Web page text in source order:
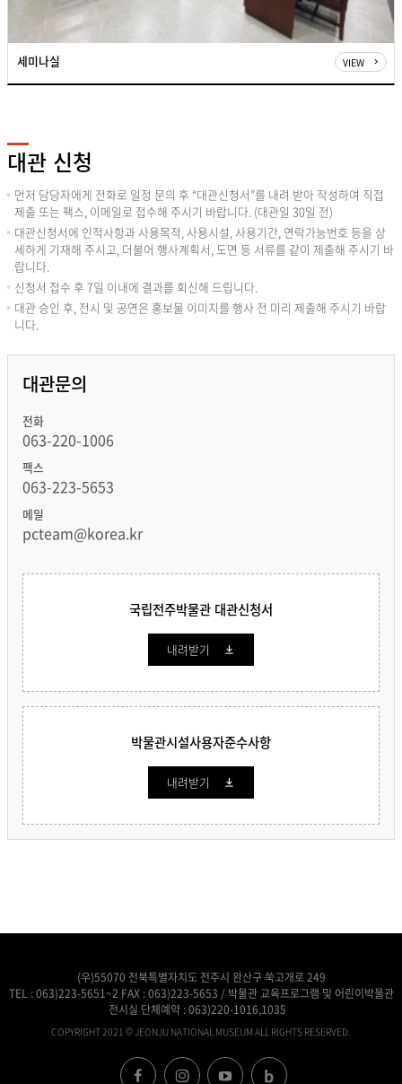
용
에
세미나실 VIEW
대관 신청
먼저 담당자에게 전화로 일정 문의 후 “대관신청서”를 내려 받아 작성하여 직접
제출 또는 팩스, 이메일로 접수해 주시기 바랍니다. (대관일 30일 전)
대관신청서에 인적사항과 사용목적, 사용시설, 사용기간, 연락가능번호 등을 상
세하게 기재해 주시고, 더불어 행사계획서, 도면 등 서류를 같이 제출해 주시기 바
랍니다.
신청서 접수 후 7일 이내에 결과를 회신해 드립니다.
대관 승인 후, 전시 및 공연은 홍보물 이미지를 행사 전 미리 제출해 주시기 바랍
니다.
대관문의
전화
063-220-1006
팩스
063-223-5653
메일
pcteam@korea.kr
국립전주박물관 대관신청서
내려받기
박물관시설사용자준수사항
내려받기
(우)55070 전북특별자치도 전주시 완산구 쑥고개로 249
TEL :063)223-5651~2 FAX : 063)223-5653 / 박물관 교육프로그램 및 어린이박물관
전시실 단체예약 :063)220-1016,1035
COPYRIGHT 2021 © JEONJU NATIONAL MUSEUM ALL RIGHTS RESERVED.